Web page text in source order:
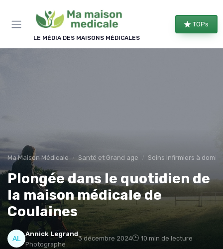
LE MÉDIA DES MAISONS MÉDICALES
TOPs
Ma Maison Médicale Santé et Grand age Soins infirmiers à
Plongée dans le quotidien de
la maison médicale de
Coulaines
Annick Legrand
Photographe
3 décembre 2024 10 min de lecture
×
REJOIGNEZ LE CLUB
Bons plans Conseils
→ Je rejoins le club